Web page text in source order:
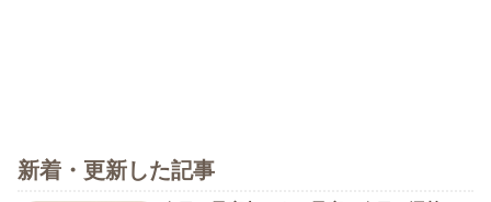
新着・更新した記事